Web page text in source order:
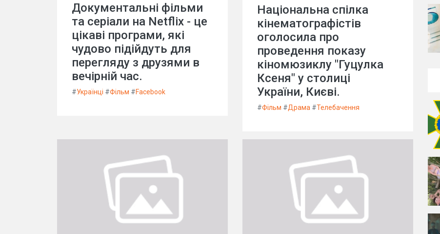
Документальні фільми
та серіали на Netflix - це
цікаві програми, які
чудово підійдуть для
перегляду з друзями в
вечірній час.
#Українці #Фільм #Facebook
Національна спілка
кінематографістів
оголосила про
проведення показу
кіномюзиклу "Гуцулка
Ксеня" у столиці
України, Києві.
#Фільм #Драма #Телебачення